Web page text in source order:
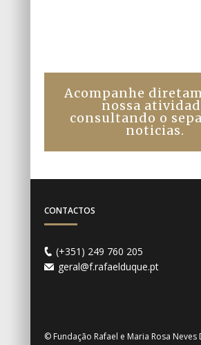
Acompanhe
nossa
consultando o
noticias.
CONTACTOS
(+351) 249 760 205
geral@f.rafaelduque.pt
© Fundação Rafael e Maria Rosa Neves